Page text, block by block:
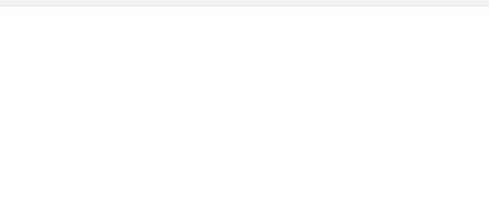
佐賀県
長崎県 熊本県 大分県
宮崎県